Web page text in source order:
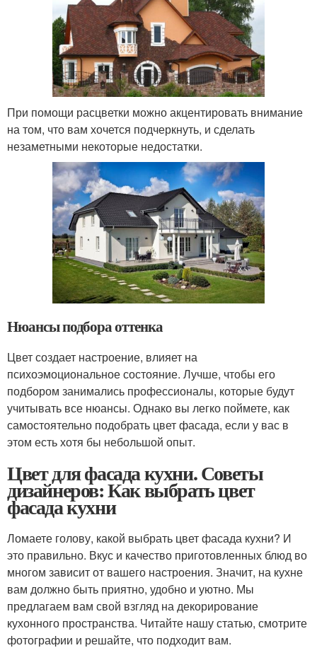
При помощи расцветки можно акцентировать внимание
на том, что вам хочется подчеркнуть, и сделать
незаметными некоторые недостатки.
Нюансы подбора оттенка
Цвет создает настроение, влияет на
психоэмоциональное состояние. Лучше, чтобы его
подбором занимались профессионалы, которые будут
учитывать все нюансы. Однако вы легко поймете, как
самостоятельно подобрать цвет фасада, если у вас в
этом есть хотя бы небольшой опыт.
Цвет для фасада кухни. Советы
дизайнеров: Как выбрать цвет
фасада кухни
Ломаете голову, какой выбрать цвет фасада кухни? И
это правильно. Вкус и качество приготовленных блюд во
многом зависит от вашего настроения. Значит, на кухне
вам должно быть приятно, удобно и уютно. Мы
предлагаем вам свой взгляд на декорирование
кухонного пространства. Читайте нашу статью, смотрите
фотографии и решайте, что подходит вам.